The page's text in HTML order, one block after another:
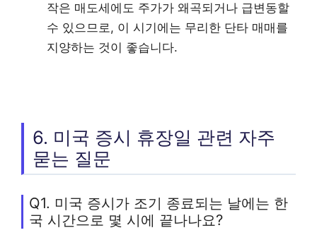
작은 매도세에도 주가가 왜곡되거나 급변동할
수 있으므로, 이 시기에는 무리한 단타 매매를
지양하는 것이 좋습니다.
6. 미국 증시 휴장일 관련 자주
묻는 질문
Q1. 미국 증시가 조기 종료되는 날에는 한
국 시간으로 몇 시에 끝나나요?